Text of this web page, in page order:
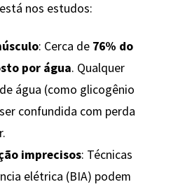
nos estudos:
: Cerca de 76% do
por água. Qualquer
água (como glicogênio
confundida com perda
imprecisos: Técnicas
elétrica (BIA) podem